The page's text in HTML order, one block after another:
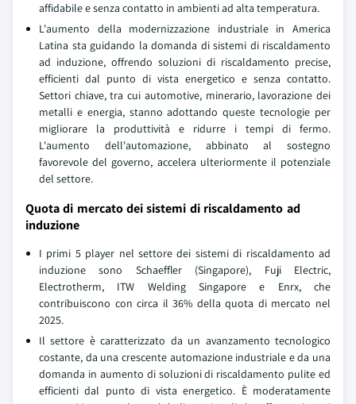
affidabile e senza contatto in ambienti ad alta temperatura.
L'aumento della modernizzazione industriale in America
Latina sta guidando la domanda di sistemi di riscaldamento
ad induzione, offrendo soluzioni di riscaldamento precise,
efficienti dal punto di vista energetico e senza contatto.
Settori chiave, tra cui automotive, minerario, lavorazione dei
metalli e energia, stanno adottando queste tecnologie per
migliorare la produttività e ridurre i tempi di fermo.
L'aumento dell'automazione, abbinato al sostegno
favorevole del governo, accelera ulteriormente il potenziale
del settore.
Quota di mercato dei sistemi di riscaldamento ad
induzione
I primi 5 player nel settore dei sistemi di riscaldamento ad
induzione sono Schaeffler (Singapore), Fuji Electric,
Electrotherm, ITW Welding Singapore e Enrx, che
contribuiscono con circa il 36% della quota di mercato nel
2025.
Il settore è caratterizzato da un avanzamento tecnologico
costante, da una crescente automazione industriale e da una
domanda in aumento di soluzioni di riscaldamento pulite ed
efficienti dal punto di vista energetico. È moderatamente